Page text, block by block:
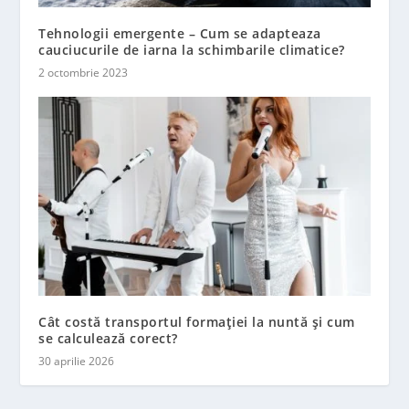
Tehnologii emergente – Cum se adapteaza
cauciucurile de iarna la schimbarile climatice?
2 octombrie 2023
Cât costă transportul formației la nuntă și cum
se calculează corect?
30 aprilie 2026